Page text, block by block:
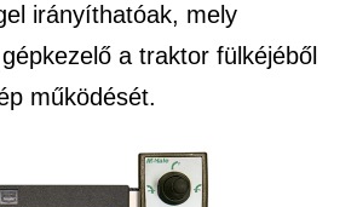
irányíthatóak, mely
a traktor fülkéjéből
működését.